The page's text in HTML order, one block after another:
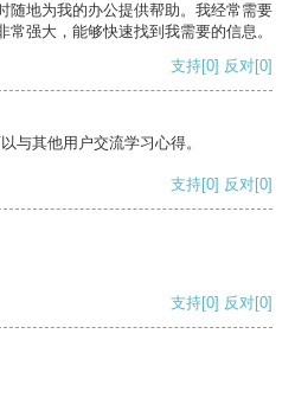
随地为我的办公提供帮助。我经常需要
强大，能够快速找到我需要的信息。
支持[0] 反对[0]
与其他用户交流学习心得。
支持[0] 反对[0]
支持[0] 反对[0]